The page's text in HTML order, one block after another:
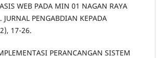
WEB PADA MIN 01 NAGAN RAYA
PENGABDIAN KEPADA
17-26.
PERANCANGAN SISTEM